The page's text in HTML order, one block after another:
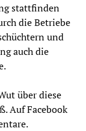
stattfinden
die Betriebe
und
auch die
über diese
Auf Facebook